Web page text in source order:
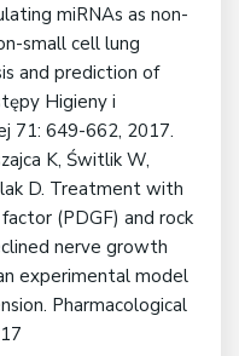
miRNAs as non-
small cell lung
and prediction of
Higieny i
71: 649-662, 2017.
K, Świtlik W,
D. Treatment with
(PDGF) and rock
nerve growth
experimental model
Pharmacological